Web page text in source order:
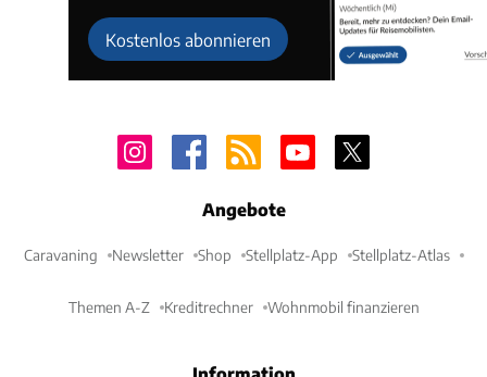
Kostenlos abonnieren
Angebote
Caravaning Newsletter Shop Stellplatz-App Stellplatz-Atlas
Themen A-Z Kreditrechner Wohnmobil finanzieren